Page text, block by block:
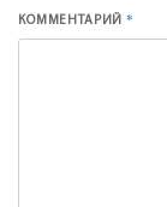
КОММЕНТАРИЙ*